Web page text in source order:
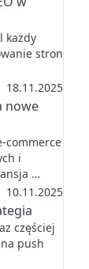
każdy
stron
18.11.2025
nowe
commerce
i
…
10.11.2025
częściej
push